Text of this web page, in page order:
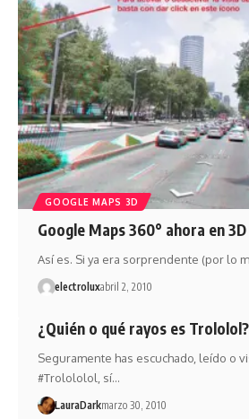
GOOGLE MAPS 3D
Google Maps 360° ahora en 3D
Así es. Si ya era sorprendente (por lo
electroluxabril 2, 2010
¿Quién o qué rayos es Trololol?
Seguramente has escuchado, leído o
#Trolololol, sí…
LauraDarkmarzo 30, 2010